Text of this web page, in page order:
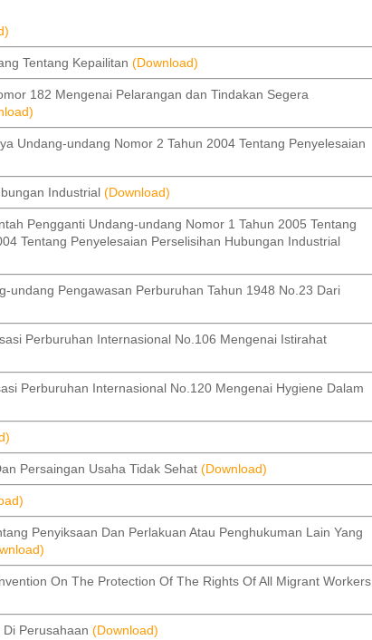
Tentang Kepailitan (Download)
182 Mengenai Pelarangan dan Tindakan Segera
Undang-undang Nomor 2 Tahun 2004 Tentang Penyelesaian
Industrial (Download)
Pengganti Undang-undang Nomor 1 Tahun 2005 Tentang
Tentang Penyelesaian Perselisihan Hubungan Industrial
undang Pengawasan Perburuhan Tahun 1948 No.23 Dari
Perburuhan Internasional No.106 Mengenai Istirahat
Perburuhan Internasional No.120 Mengenai Hygiene Dalam
Persaingan Usaha Tidak Sehat (Download)
Penyiksaan Dan Perlakuan Atau Penghukuman Lain Yang
On The Protection Of The Rights Of All Migrant Workers
Perusahaan (Download)